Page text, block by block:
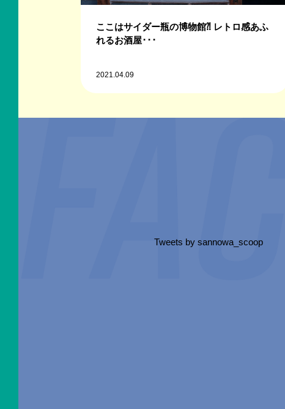
ここはサイダー瓶の博物館⁈ レトロ感あふ
れるお酒屋･･･
2021.04.09
Tweets by sannowa_scoop